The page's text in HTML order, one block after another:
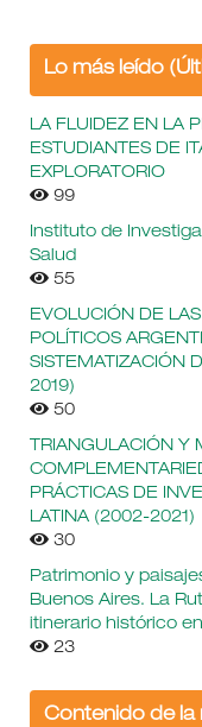
Lo más leído
LA FLUIDEZ EN LA
ESTUDIANTES DE
EXPLORATORIO
99
Instituto de
Salud
55
EVOLUCIÓN DE
POLÍTICOS
SISTEMATIZACIÓN
2019)
50
TRIANGULACIÓN Y
PRÁCTICAS DE
LATINA (2002-2021)
30
Patrimonio y
Buenos Aires. La
itinerario histórico
23
Contenido de la